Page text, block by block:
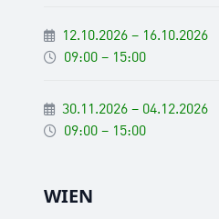
12.10.2026 – 16.10.2026
09:00 – 15:00
30.11.2026 – 04.12.2026
09:00 – 15:00
WIEN